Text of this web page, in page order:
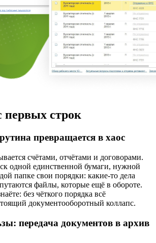
первых строк
превращается в хаос
счётами, отчётами и договорами.
одной единственной бумаги, нужной
папке свои порядки: какие-то дела
файлы, которые ещё в обороте.
без чёткого порядка всё
документооборотный коллапс.
передача документов в архив